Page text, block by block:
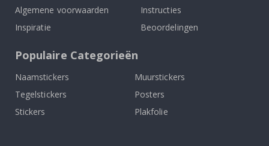
Algemene voorwaarden
Inspiratie
Instructies
Beoordelingen
Populaire Categorieën
Naamstickers
Muurstickers
Tegelstickers
Posters
Stickers
Plakfolie